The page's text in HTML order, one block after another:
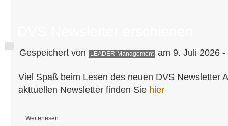
Gespeichert von LEADER-Management am 9. Juli 2026 -
Viel Spaß beim Lesen des neuen DVS Newsletter
akttuellen Newsletter finden Sie hier
Weiterlesen